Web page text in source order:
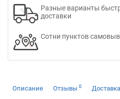
Разные варианты
доставки
Сотни пунктов
Описание Отзывы 0